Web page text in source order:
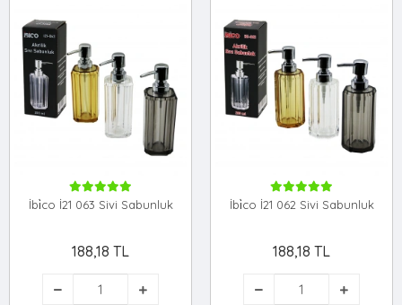
İbi̇co İ21 063 Sivi Sabunluk
188,18 TL
İbi̇co İ21 062 Sivi Sabunluk
188,18 TL